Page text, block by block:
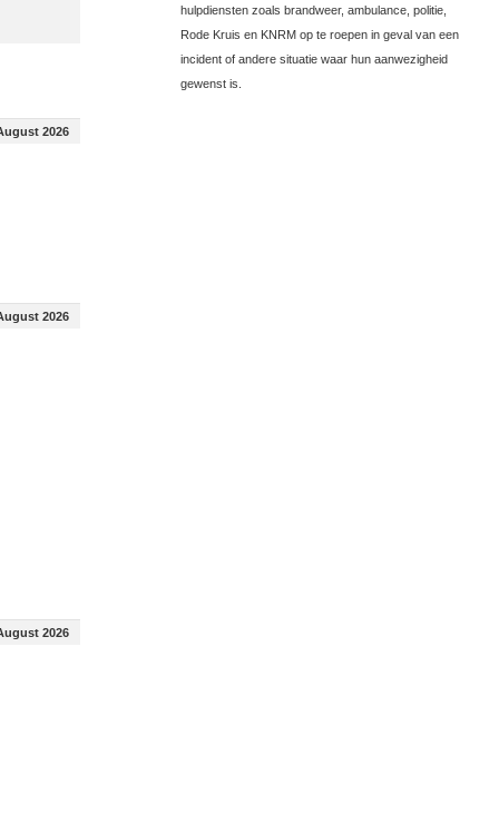
2026
2026
2026
hulpdiensten zoals brandweer, ambulance, politie,
Rode Kruis en KNRM op te roepen in geval van een
incident of andere situatie waar hun aanwezigheid
gewenst is.